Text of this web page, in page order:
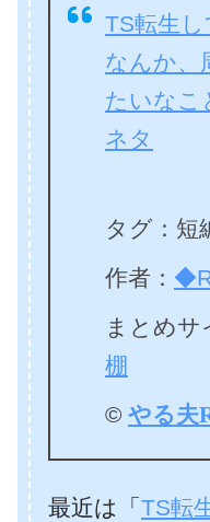
TS転生
なんか、
たいなこ
ネタ
タグ：短
作者：
まとめサ
棚
© やる夫
最近は「 TS転